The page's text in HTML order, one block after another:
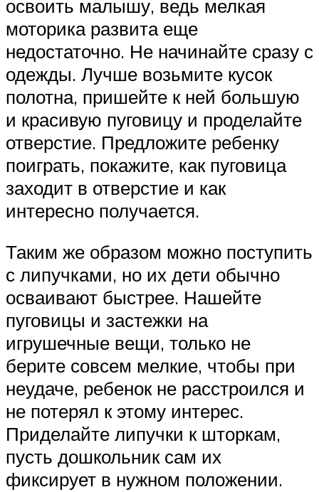
освоить малышу, ведь мелкая
моторика развита еще
недостаточно. Не начинайте сразу с
одежды. Лучше возьмите кусок
полотна, пришейте к ней большую
и красивую пуговицу и проделайте
отверстие. Предложите ребенку
поиграть, покажите, как пуговица
заходит в отверстие и как
интересно получается.
Таким же образом можно поступить
с липучками, но их дети обычно
осваивают быстрее. Нашейте
пуговицы и застежки на
игрушечные вещи, только не
берите совсем мелкие, чтобы при
неудаче, ребенок не расстроился и
не потерял к этому интерес.
Приделайте липучки к шторкам,
пусть дошкольник сам их
фиксирует в нужном положении.